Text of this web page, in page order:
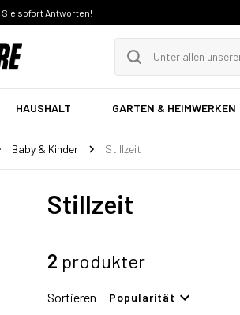
sofort Antworten!
HAUSHALT GARTEN & HEIMWERKEN
Baby & Kinder Stillzeit
Stillzeit
2 produkter
Sortieren Popularität